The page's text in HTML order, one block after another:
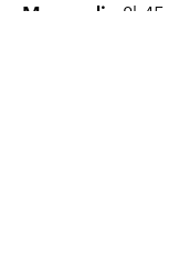
Mercredi : 8h45